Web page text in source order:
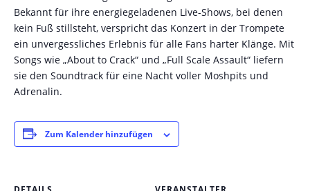
Bekannt für ihre energiegeladenen Live-Shows, bei denen
kein Fuß stillsteht, verspricht das Konzert in der Trompete
ein unvergessliches Erlebnis für alle Fans harter Klänge. Mit
Songs wie „About to Crack“ und „Full Scale Assault“ liefern
sie den Soundtrack für eine Nacht voller Moshpits und
Adrenalin.
Zum Kalender hinzufügen